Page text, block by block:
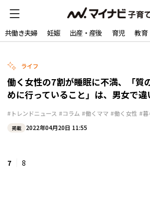
共働き夫婦 妊娠 出産・産後 育児 教育
ライフ
働く女性の7割が睡眠に不満、「質
めに行っていること」は、男女で
#トレンドニュース #コラム #働くママ #働く女性 #暮
掲載 2022年04月20日 11:55
7 8